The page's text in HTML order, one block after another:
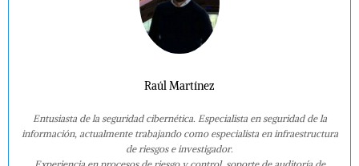
Raúl Martínez
Entusiasta de la seguridad cibernética. Especialista en seguridad de la
información, actualmente trabajando como especialista en infraestructura
de riesgos e investigador.